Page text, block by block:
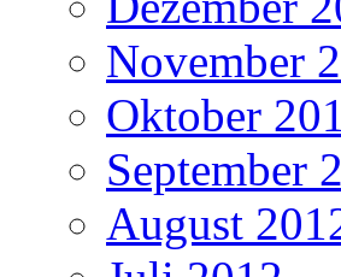
November
Oktober
September
August